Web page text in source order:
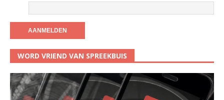
WORD VRIEND VAN SPREEKBUIS